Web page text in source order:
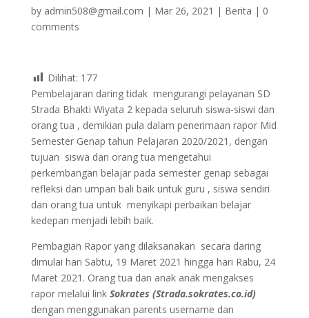
by admin508@gmail.com | Mar 26, 2021 | Berita | 0
comments
Dilihat: 177
Pembelajaran daring tidak mengurangi pelayanan SD
Strada Bhakti Wiyata 2 kepada seluruh siswa-siswi dan
orang tua , demikian pula dalam penerimaan rapor Mid
Semester Genap tahun Pelajaran 2020/2021, dengan
tujuan siswa dan orang tua mengetahui
perkembangan belajar pada semester genap sebagai
refleksi dan umpan bali baik untuk guru , siswa sendiri
dan orang tua untuk menyikapi perbaikan belajar
kedepan menjadi lebih baik.
Pembagian Rapor yang dilaksanakan secara daring
dimulai hari Sabtu, 19 Maret 2021 hingga hari Rabu, 24
Maret 2021. Orang tua dan anak anak mengakses
rapor melalui link Sokrates (Strada.sokrates.co.id)
dengan menggunakan parents username dan